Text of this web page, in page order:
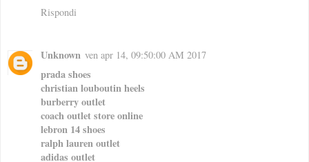
Rispondi
Unknown ven apr 14, 09:50:00 AM 2017
prada shoes
christian louboutin heels
burberry outlet
coach outlet store online
lebron 14 shoes
ralph lauren outlet
adidas outlet